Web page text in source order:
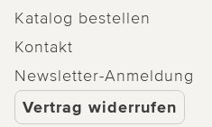
Katalog bestellen
Kontakt
Newsletter-Anmeldung
Vertrag widerrufen